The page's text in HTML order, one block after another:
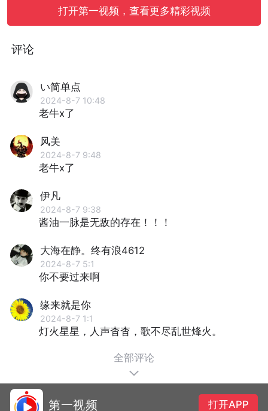
打开第一视频，查看更多精彩视频
评论
い简单点ゝ
2024-8-7 10:48
老牛x了
风美
2024-8-7 9:48
老牛x了
伊凡
2024-8-7 9:38
酱油一脉是无敌的存在！！！
大海在静。终有浪4612
2024-8-7 5:1
你不要过来啊
缘来就是你
2024-8-7 1:1
灯火星星，人声杳杳，歌不尽乱世烽火。
全部评论
第一视频 打开APP